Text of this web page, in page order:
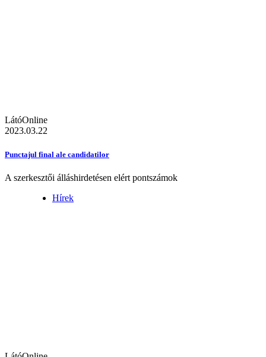
LátóOnline
2023.03.22
Punctajul final ale candidatilor
A szerkesztői álláshirdetésen elért pontszámok
Hírek